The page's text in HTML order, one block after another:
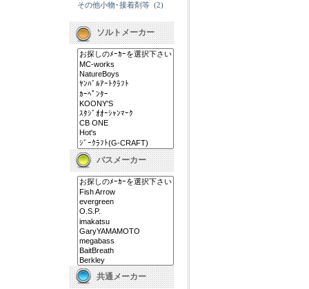
その他小物･接着剤等 (2)
ソルトメーカー
バスメーカー
共通メーカー